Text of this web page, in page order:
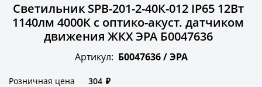
Светильник SPB-201-2-40К-012 IP65 12Вт
1140лм 4000К с оптико-акуст. датчиком
движения ЖКХ ЭРА Б0047636
Артикул: Б0047636 /ЭРА
Розничная цена 304 ₽